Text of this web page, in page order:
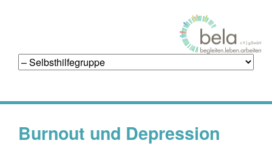
Burnout und Depression